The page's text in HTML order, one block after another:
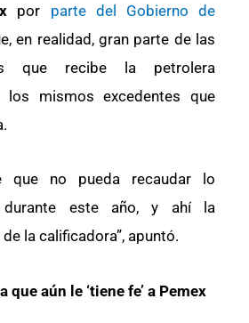
por parte del Gobierno de
en realidad, gran parte de las
que recibe la petrolera
los mismos excedentes que
que no pueda recaudar lo
durante este año, y ahí la
la calificadora”, apuntó.
que aún le ‘tiene fe’ a Pemex